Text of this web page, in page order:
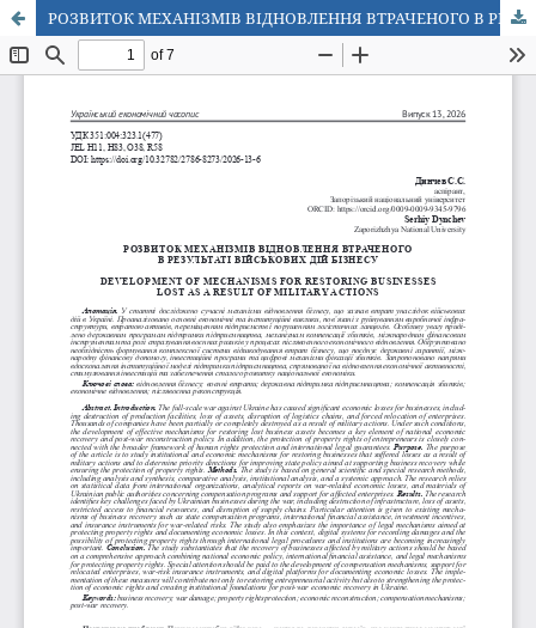
РОЗВИТОК МЕХАНІЗМІВ ВІДНОВЛЕННЯ ВТРАЧЕНОГО В РЕЗУЛЬТАТІ ВІЙСЬКОВИХ ДІЙ БІЗНЕСУ